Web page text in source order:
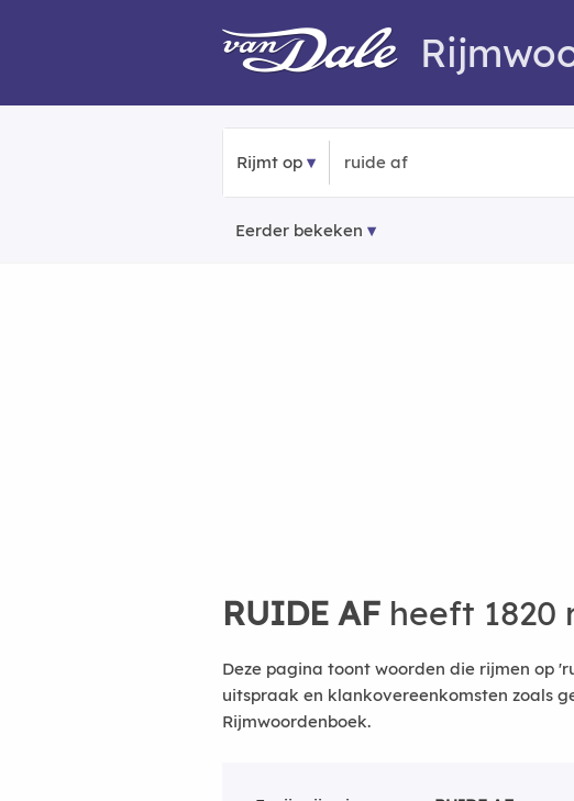
Rijmt op
Eerder bekeken
RUIDE AF heeft 1820
Deze pagina toont woorden die rijmen op
uitspraak en klankovereenkomsten zoals
Rijmwoordenboek.